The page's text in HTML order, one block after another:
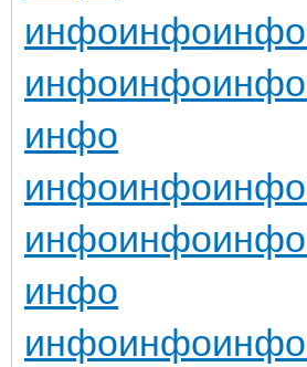
инфоинфоинфо
инфоинфоинфо
инфо
инфоинфоинфо
инфоинфоинфо
инфо
инфоинфоинфо